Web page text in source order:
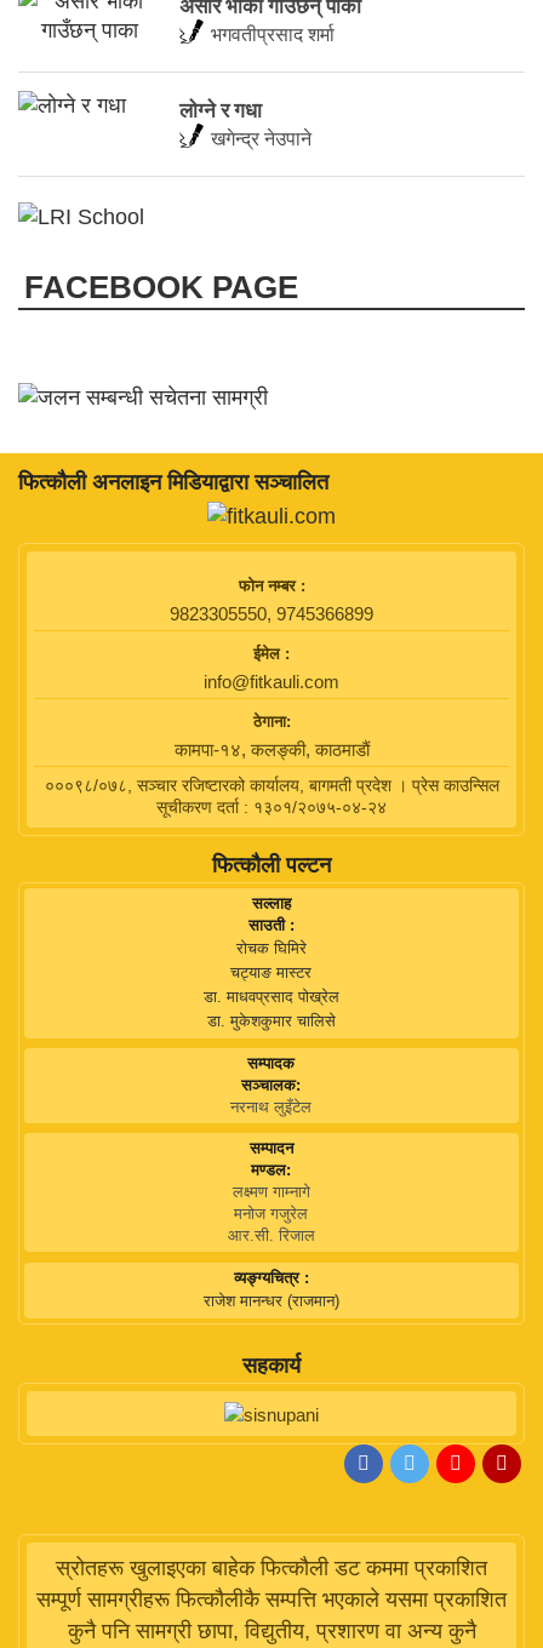
असारे भाका गाउँछन् पाका
भगवतीप्रसाद शर्मा
लाेग्ने र गधा
खगेन्द्र नेउपाने
FACEBOOK PAGE
फित्काैली अनलाइन मिडियाद्वारा सञ्चालित
फाेन नम्बर :
9823305550, 9745366899
ईमेल :
info@fitkauli.com
ठेगाना:
कामपा-१४, कलङ्की, काठमाडाैं
०००९८/०७८, सञ्चार रजिष्टारको कार्यालय, बागमती प्रदेश । प्रेस काउन्सिल
सूचीकरण दर्ता : १३०१/२०७५-०४-२४
फित्कौली पल्टन
सल्लाह
साउती :
रोचक घिमिरे
चट्याङ मास्टर
डा. माधवप्रसाद पोख्रेल
डा. मुकेशकुमार चालिसे
सम्पादक
सञ्चालक:
नरनाथ लुइँटेल
सम्पादन
मण्डल:
लक्ष्मण गाम्नागे
मनोज गजुरेल
आर.सी. रिजाल
व्यङ्ग्यचित्र :
राजेश मानन्धर (राजमान)
सहकार्य
स्रोतहरू खुलाइएका बाहेक फित्कौली डट कममा प्रकाशित
सम्पूर्ण सामग्रीहरू फित्कौलीकै सम्पत्ति भएकाले यसमा प्रकाशित
कुनै पनि सामग्री छापा, विद्युतीय, प्रशारण वा अन्य कुनै